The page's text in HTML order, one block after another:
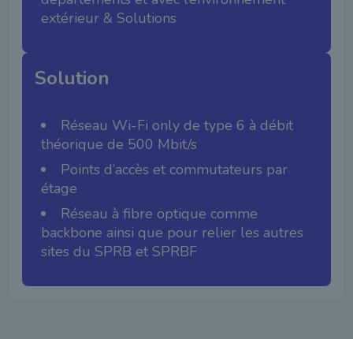
extérieur & Solutions
Solution
Réseau Wi-Fi only de type 6 à débit
théorique de 500 Mbit/s
Points d’accès et commutateurs par
étage
Réseau à fibre optique comme
backbone ainsi que pour relier les autres
sites du SPRB et SPRBF